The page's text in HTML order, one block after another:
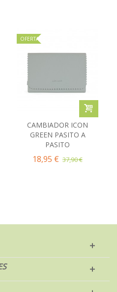
OFERTA
CAMBIADOR ICON
GREEN PASITO A
PASITO
18,95 € 37,90 €